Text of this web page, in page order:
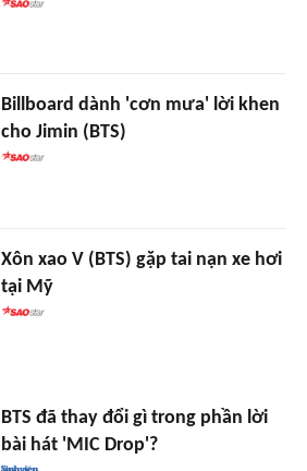
Billboard dành 'cơn mưa' lời khen
cho Jimin (BTS)
Xôn xao V (BTS) gặp tai nạn xe hơi
tại Mỹ
BTS đã thay đổi gì trong phần lời
bài hát 'MIC Drop'?